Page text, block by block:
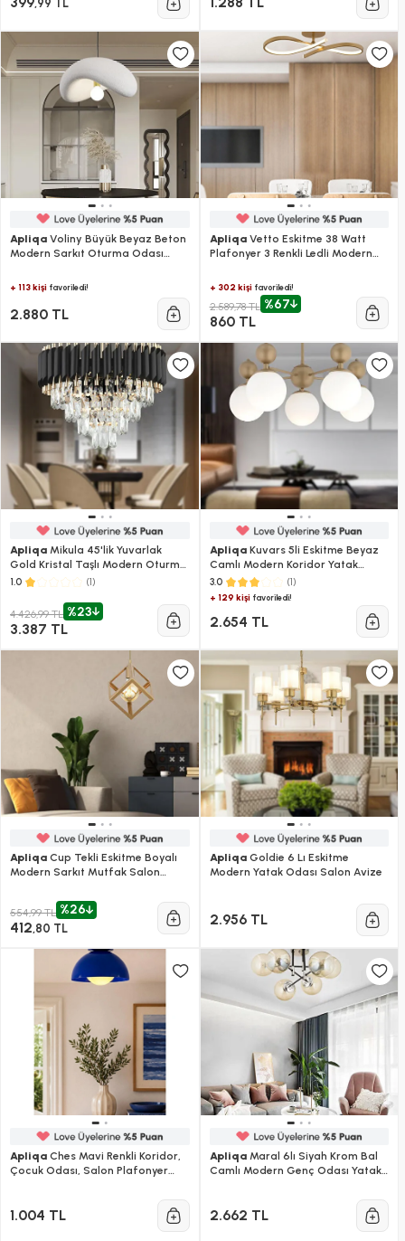
,99 TL
Apliqa Voliny Büyük Beyaz Beton
Modern Sarkıt Oturma Odası
+ 113 kişi favoriledi!
2.880 TL
ApliqaVetto Eskitme 38 Watt
Plafonyer 3 Renkli Ledli Modern
Avize
+ 302 kişifavoriledi!
2.589,78 TL %67
860 TL
Apliqa Mikula 45'lik Yuvarlak
Gold Kristal Taşlı Modern Oturma
Odası Salon Sarkıt Avize
1.0 (1)
4.426,99 TL %23
3.387 TL
ApliqaKuvars 5li Eskitme Beyaz
Camlı Modern Koridor Yatak
Odası Salon Avize
3.0 (1)
+ 129 kişifavoriledi!
2.654 TL
Apliqa Cup Tekli Eskitme Boyalı
Modern Sarkıt Mutfak Salon
554,99 TL %26
412,80 TL
ApliqaGoldie 6 Lı Eskitme
Modern Yatak Odası Salon Avize
2.956 TL
Apliqa Ches Mavi Renkli Koridor,
Çocuk Odası, Salon Plafonyer
1.004 TL
ApliqaMaral 6lı Siyah Krom Bal
Camlı Modern Genç Odası Yatak
2.662 TL